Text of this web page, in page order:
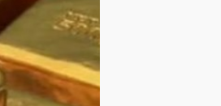
أسا
بيع
أغ
س
ط